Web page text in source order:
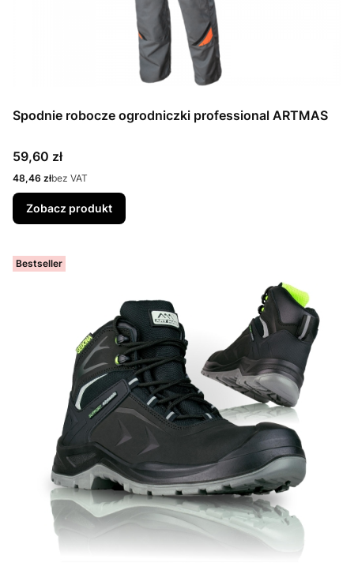
Spodnie robocze ogrodniczki professional ARTMAS
Cena
59,60 zł
Cena
48,46 złbez VAT
Zobacz produkt
Bestseller